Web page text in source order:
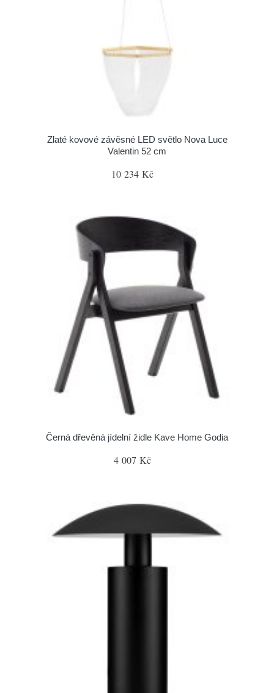
Zlaté kovové závěsné LED světlo Nova Luce
Valentin 52 cm
10 234 Kč
Černá dřevěná jídelní židle Kave Home Godia
4 007 Kč